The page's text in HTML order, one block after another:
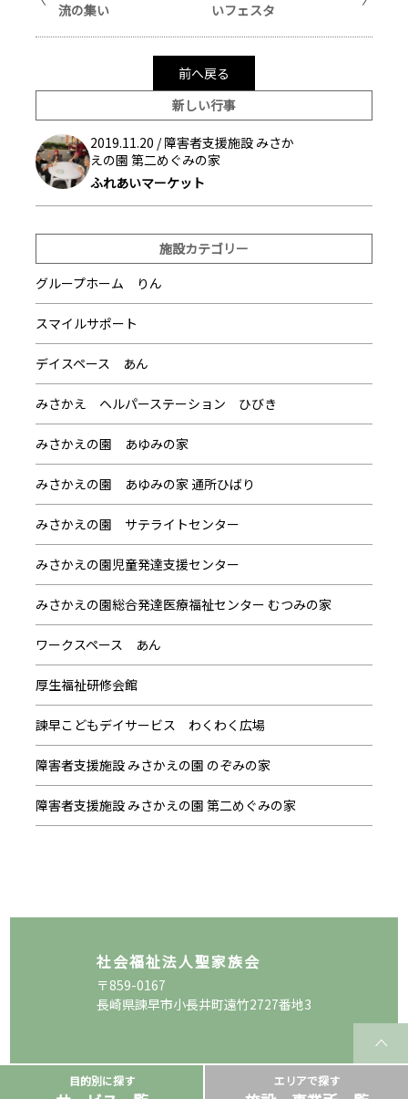
流の集い
いフェスタ
前へ戻る
新しい行事
2019.11.20 /障害者支援施設 みさか
えの園 第二めぐみの家
ふれあいマーケット
施設カテゴリー
グループホーム りん
スマイルサポート
デイスペース あん
みさかえ ヘルパーステーション ひびき
みさかえの園 あゆみの家
みさかえの園 あゆみの家 通所ひばり
みさかえの園 サテライトセンター
みさかえの園児童発達支援センター
みさかえの園総合発達医療福祉センター むつみの家
ワークスペース あん
厚生福祉研修会館
諫早こどもデイサービス わくわく広場
障害者支援施設 みさかえの園 のぞみの家
障害者支援施設 みさかえの園 第二めぐみの家
社会福祉法人聖家族会
〒859-0167
長崎県諫早市小長井町遠竹2727番地3
目的別に探す エリアで探す